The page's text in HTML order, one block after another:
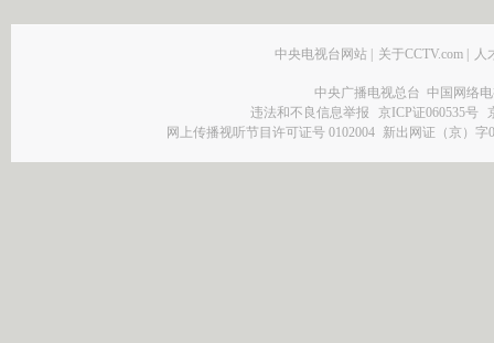
中央电视台网站 关于CCTV.com 人
中央广播电视总台 中国网络
违法和不良信息举报
京ICP证060535号
网上传播视听节目许可证号 0102004 新出网证（京）